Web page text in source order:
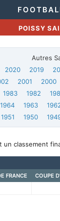
POISSY
Autres
2020 2019
2001 2000
1983 1982
1964 1963
1951 1950
classement
FRANCE COUPE